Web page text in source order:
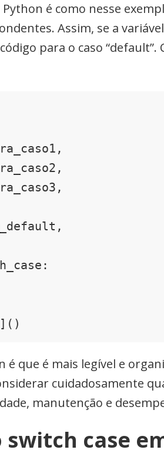
é como nesse
Assim, se a
para o caso
que é mais legível e
cuidadosamente
manutenção e
switch case